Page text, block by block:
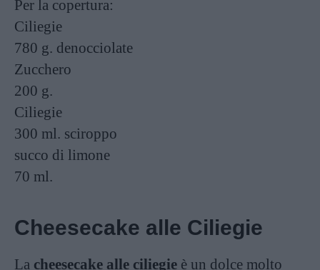
Per la copertura:
Ciliegie
780 g. denocciolate
Zucchero
200 g.
Ciliegie
300 ml. sciroppo
succo di limone
70 ml.
Cheesecake alle Ciliegie
La cheesecake alle ciliegie è un dolce molto